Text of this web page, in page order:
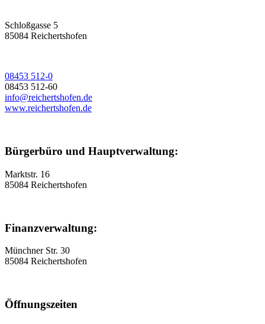
Schloßgasse 5
85084 Reichertshofen
08453 512-0
08453 512-60
info@reichertshofen.de
www.reichertshofen.de
Bürgerbüro und Hauptverwaltung:
Marktstr. 16
85084 Reichertshofen
Finanzverwaltung:
Münchner Str. 30
85084 Reichertshofen
Öffnungszeiten